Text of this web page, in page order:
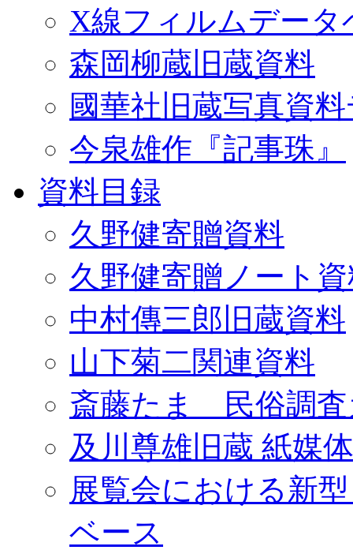
X線フィルムデータ
森岡柳蔵旧蔵資料
國華社旧蔵写真資
今泉雄作『記事珠』
資料目録
久野健寄贈資料
久野健寄贈ノート
中村傳三郎旧蔵資料
山下菊二関連資料
斎藤たま 民俗調査
及川尊雄旧蔵 紙媒
展覧会における新
ベース